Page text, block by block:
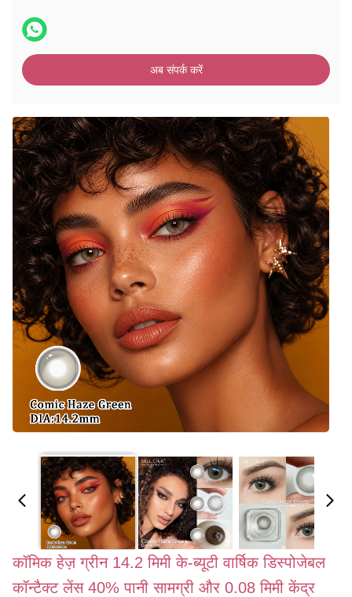
अब संपर्क करें
कॉमिक हेज़ ग्रीन 14.2 मिमी के-ब्यूटी वार्षिक डिस्पोजेबल
कॉन्टैक्ट लेंस 40% पानी सामग्री और 0.08 मिमी केंद्र